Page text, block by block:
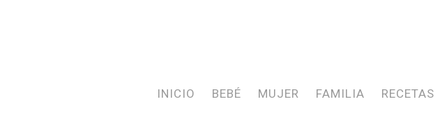
INICIO BEBÉ MUJER FAMILIA RECETAS